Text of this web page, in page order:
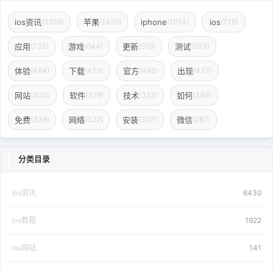
ios资讯 (3108) 苹果(1426) iphone(1014) ios(775)
应用(735) 游戏(644) 更新(519) 测试(503)
体验(484) 下载(473) 官方(445) 出现(437)
网站(400) 软件(379) 技术(352) 如何(349)
免费(336) 网络(322) 安装(307) 微信(287)
分类目录
Ios资讯 6430
ios教程 1922
ios网站 141